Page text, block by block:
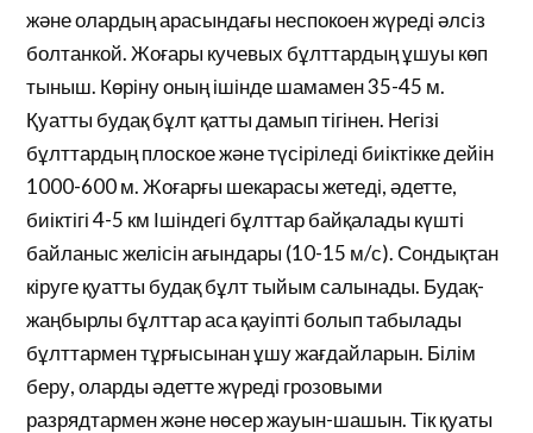
және олардың арасындағы неспокоен жүреді әлсіз
болтанкой. Жоғары кучевых бұлттардың ұшуы көп
тыныш. Көріну оның ішінде шамамен 35-45 м.
Қуатты будақ бұлт қатты дамып тігінен. Негізі
бұлттардың плоское және түсіріледі биіктікке дейін
1000-600 м. Жоғарғы шекарасы жетеді, әдетте,
биіктігі 4-5 км Ішіндегі бұлттар байқалады күшті
байланыс желісін ағындары (10-15 м/с). Сондықтан
кіруге қуатты будақ бұлт тыйым салынады. Будақ-
жаңбырлы бұлттар аса қауіпті болып табылады
бұлттармен тұрғысынан ұшу жағдайларын. Білім
беру, оларды әдетте жүреді грозовыми
разрядтармен және нөсер жауын-шашын. Тік қуаты